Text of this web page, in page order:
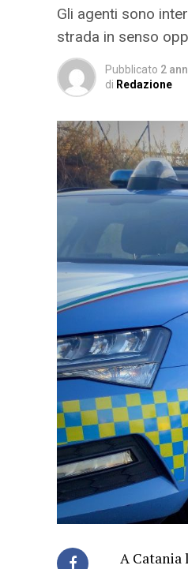
Gli agenti sono
strada in senso
Pubblicato 2
di Redazione
A Catania